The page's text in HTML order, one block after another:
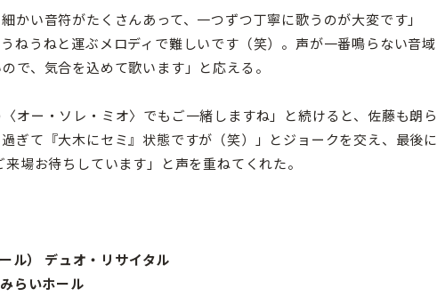
かい音符がたくさんあって、一つずつ丁寧に歌うのが大変です」
ねうねと運ぶメロディで難しいです（笑）。声が一番鳴らない音域
で、気合を込めて歌います」と応える。
オー・ソレ・ミオ〉でもご一緒しますね」と続けると、佐藤も朗ら
ぎて『大木にセミ』状態ですが（笑）」とジョークを交え、最後に
場お待ちしています」と声を重ねてくれた。
ル） デュオ・リサイタル
らいホール